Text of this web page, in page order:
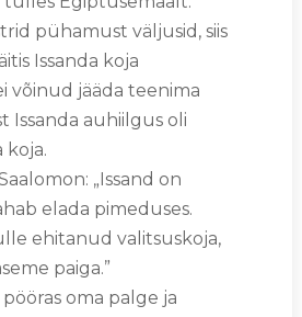
pühamust väljusid, siis
Issanda koja
võinud jääda teenima
Issanda auhiilgus oli
koja.
„Issand on
elada pimeduses.
ehitanud valitsuskoja,
paiga.”
oma palge ja